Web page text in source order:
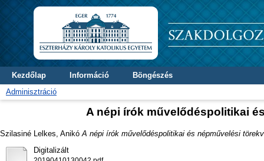
Kezdőlap Információ
Böngészés
Adminisztráció
A népi írók művelődéspolitikai
Szilasiné Lelkes, Anikó A népi írók művelődéspolitikai és népművelési
Digitalizált